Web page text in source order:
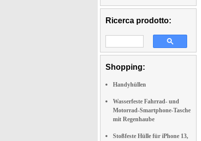
Ricerca prodotto:
Shopping:
Handyhüllen
Wasserfeste Fahrrad- und
Motorrad-Smartphone-Tasche
mit Regenhaube
Stoßfeste Hülle für iPhone 13,